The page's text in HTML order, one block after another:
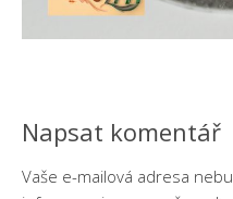
Napsat komentář
Vaše e-mailová adresa